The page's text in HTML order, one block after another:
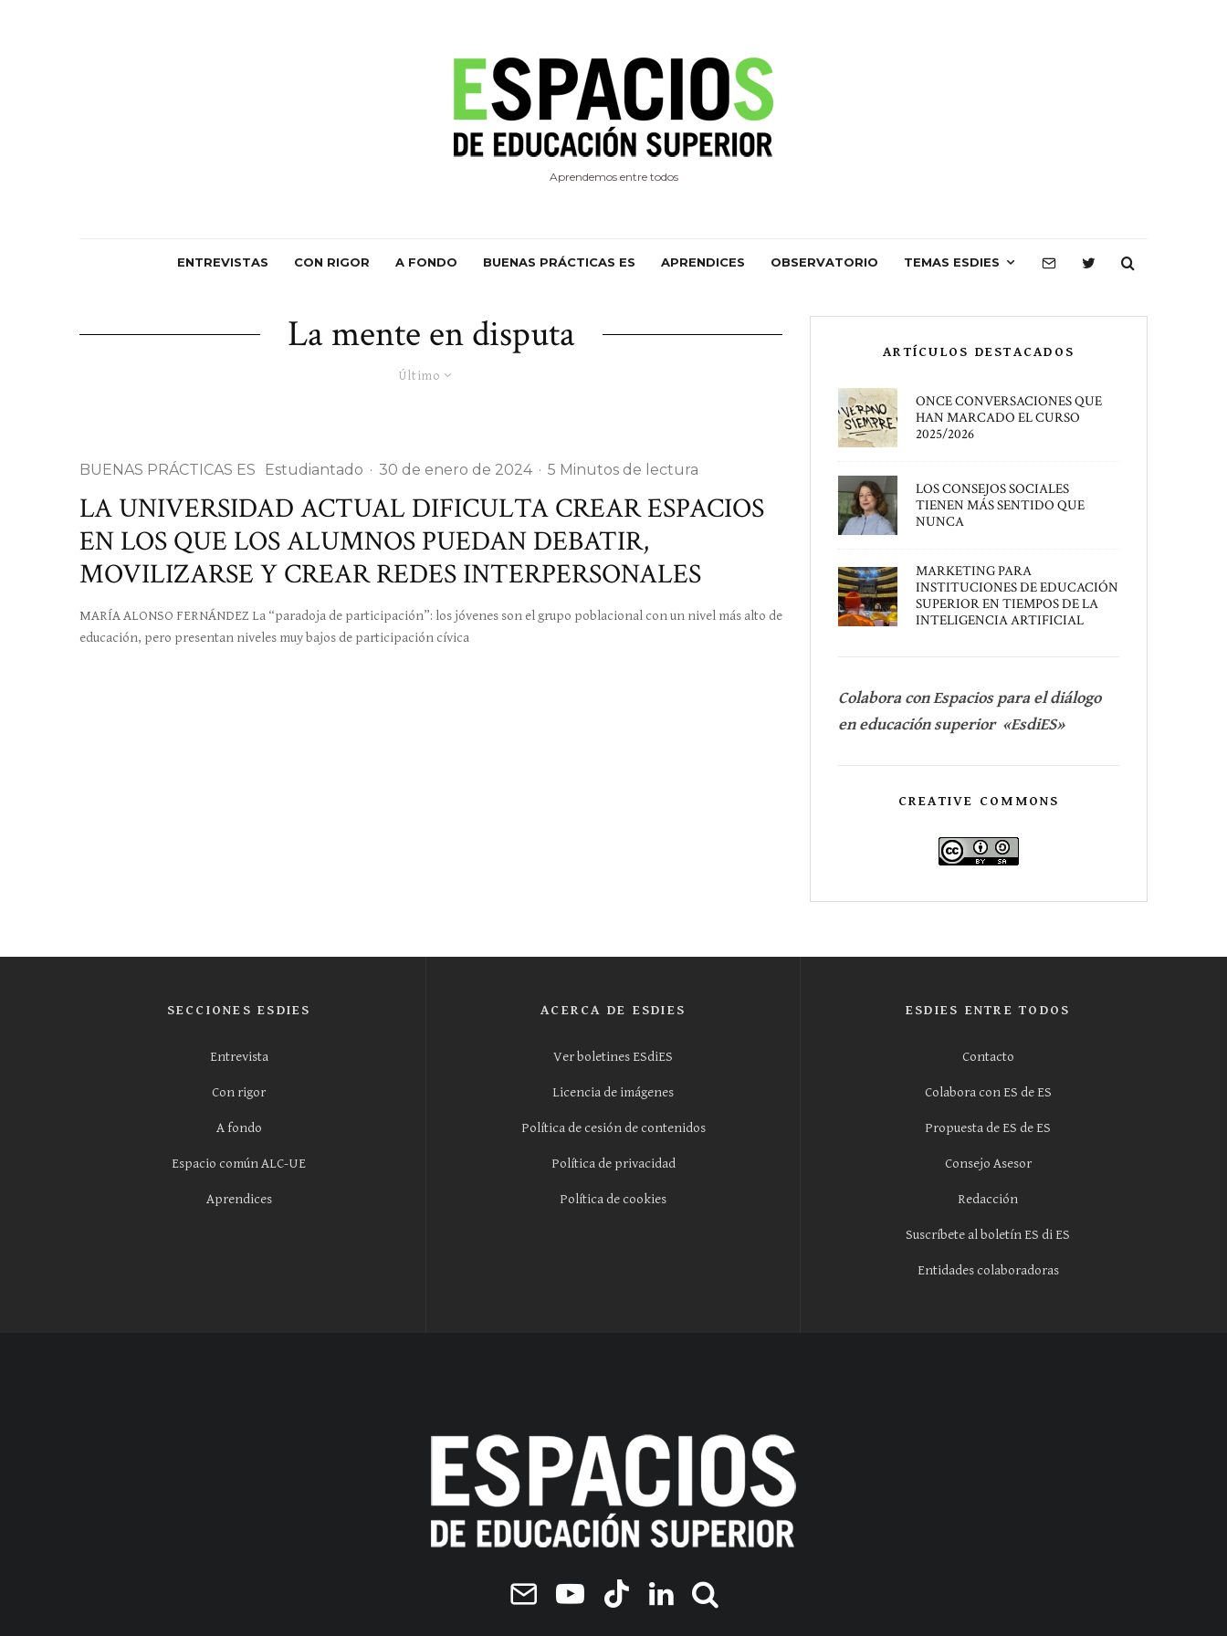
Aprendemos entre todos
ENTREVISTAS CON RIGOR A FONDO BUENAS PRÁCTICAS ES APRENDICES OBSERVATORIO TEMAS ESDIES
La mente en disputa
Último
BUENAS PRÁCTICAS ES Estudiantado · 30 de enero de 2024 · 5 Minutos de lectura
LA UNIVERSIDAD ACTUAL DIFICULTA CREAR ESPACIOS
EN LOS QUE LOS ALUMNOS PUEDAN DEBATIR,
MOVILIZARSE Y CREAR REDES INTERPERSONALES
MARÍA ALONSO FERNÁNDEZ La “paradoja de participación”: los jóvenes son el grupo poblacional con un nivel más alto de
educación, pero presentan niveles muy bajos de participación cívica
ARTÍCULOS DESTACADOS
ONCE CONVERSACIONES QUE
HAN MARCADO EL CURSO
2025/2026
LOS CONSEJOS SOCIALES
TIENEN MÁS SENTIDO QUE
NUNCA
MARKETING PARA
INSTITUCIONES DE EDUCACIÓN
SUPERIOR EN TIEMPOS DE LA
INTELIGENCIA ARTIFICIAL
Colabora con Espacios para el diálogo
en educación superior «EsdiES»
CREATIVE COMMONS
SECCIONES ESDIES
Entrevista
Con rigor
A fondo
Espacio común ALC-UE
Aprendices
ACERCA DE ESDIES
Ver boletines ESdiES
Licencia de imágenes
Política de cesión de contenidos
Política de privacidad
Política de cookies
ESDIES ENTRE TODOS
Contacto
Colabora con ES de ES
Propuesta de ES de ES
Consejo Asesor
Redacción
Suscríbete al boletín ES di ES
Entidades colaboradoras